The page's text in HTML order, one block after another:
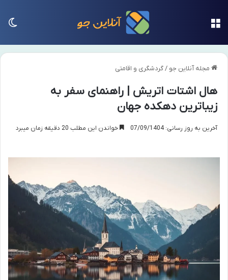
مجله آنلاین جو /گردشگری و اقامتی
هال اشتات اتریش | راهنمای سفر به
زیباترین دهکده جهان
آخرین به روز رسانی: 07/09/1404 خواندن این مطلب 20 دقیقه زمان میبرد